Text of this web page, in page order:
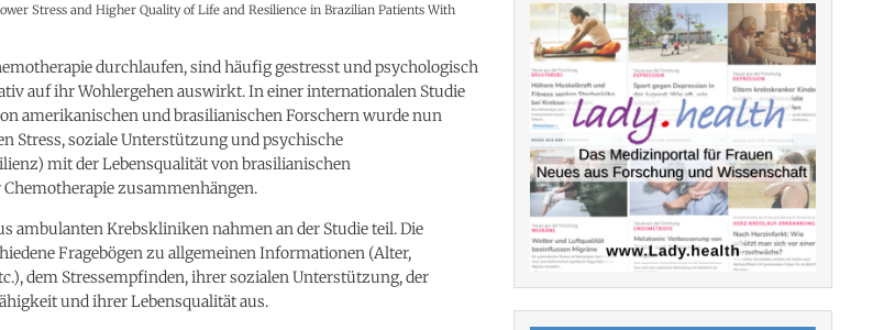
Stress and Higher Quality of Life and Resilience in Brazilian Patients With
durchlaufen, sind häufig gestresst und psychologisch
auf ihr Wohlergehen auswirkt. In einer internationalen Studie
amerikanischen und brasilianischen Forschern wurde nun
Stress, soziale Unterstützung und psychische
mit der Lebensqualität von brasilianischen
zusammenhängen.
ambulanten Krebskliniken nahmen an der Studie teil. Die
Fragebögen zu allgemeinen Informationen (Alter,
dem Stressempfinden, ihrer sozialen Unterstützung, der
und ihrer Lebensqualität aus.